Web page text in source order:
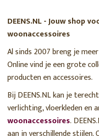
DEENS.NL - Jouw shop
woonaccessoires
Al sinds 2007 breng je
Online vind je een grote
producten en accessoires.
Bij DEENS.NL kan je
verlichting, vloerkleden en
woonaccessoires.